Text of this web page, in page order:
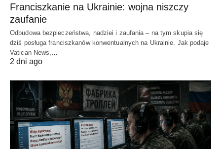
Franciszkanie na Ukrainie: wojna niszczy
zaufanie
Odbudowa bezpieczeństwa, nadziei i zaufania – na tym skupia się
dziś posługa franciszkanów konwentualnych na Ukrainie. Jak podaje
Vatican News,…
2 dni ago